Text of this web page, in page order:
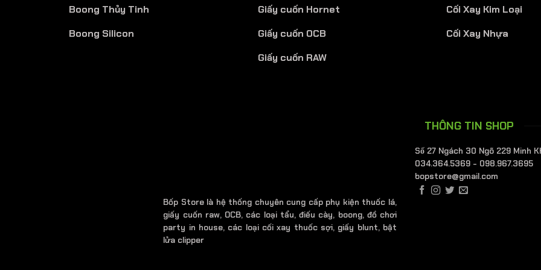
Boong Thủy Tinh
Boong Silicon
Giấy cuốn Hornet
Giấy cuốn OCB
Giấy cuốn RAW
Cối Xay Kim Loại
Cối Xay Nhựa
Bốp Store là hệ thống chuyên cung cấp phụ kiện thuốc lá,
giấy cuốn raw, OCB, các loại tẩu, điếu cày, boong, đồ chơi
party in house, các loại cối xay thuốc sợi, giấy blunt, bật
lửa clipper
THÔNG TIN SHOP
Số 27 Ngách 30 Ngõ 229 Minh
034.364.5369 - 098.967.3695
bopstore@gmail.com